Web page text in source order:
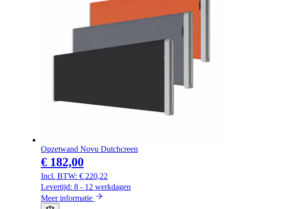
Opzetwand Novu Dutchcreen
€ 220,22
€ 182,00
Levertijd: 8 - 12 werkdagen
Meer informatie